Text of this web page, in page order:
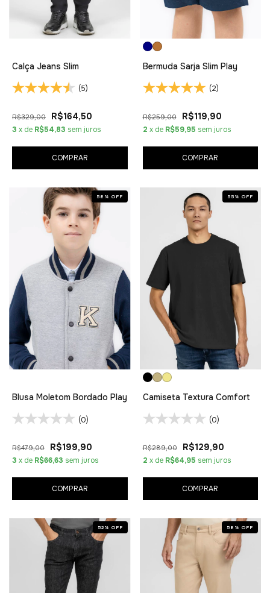
Calça Jeans Slim
(5)
R$329,00 R$164,50
3 x de R$54,83 sem juros
COMPRAR
Bermuda Sarja Slim Play
(2)
R$259,00 R$119,90
2 x de R$59,95 sem juros
COMPRAR
58 % OFF
Blusa Moletom Bordado Play
(0)
R$479,00 R$199,90
3 x de R$66,63 sem juros
COMPRAR
55 % OFF
Camiseta Textura Comfort
(0)
R$289,00 R$129,90
2 x de R$64,95 sem juros
COMPRAR
52 % OFF 58 % OFF